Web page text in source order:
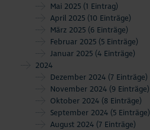
Mai 2025 (1 Eintrag)
April 2025 (10 Einträge)
März 2025 (6 Einträge)
Februar 2025 (5 Einträge)
Januar 2025 (4 Einträge)
2024
Dezember 2024 (7 Einträge)
November 2024 (9 Einträge)
Oktober 2024 (8 Einträge)
September 2024 (5 Einträge)
August 2024 (7 Einträge)